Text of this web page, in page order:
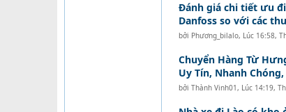
Đánh giá chi tiết ưu
Danfoss so với các
bởi Phương_bilalo, Lúc 16:58,
Chuyển Hàng Từ
Uy Tín, Nhanh Chóng,
bởi Thành Vinh01, Lúc 14:19,